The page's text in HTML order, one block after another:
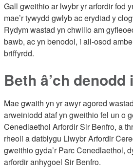
Gall gweithio ar lwybr yr arfordir fod
mae’r tywydd gwlyb ac erydiad y
Rydym wastad yn chwilio am
bawb, ac yn benodol, i ail-osod
briffyrdd.
Beth â’ch denodd
Mae gwaith yn yr awyr agored
arweiniodd ataf yn gweithio fel un o
Cenedlaethol Arfordir Sir Benfro, a
rheoli a datblygu Llwybr Arfordir
gweithio gyda’r Parc Cenedlaethol,
arfordir anhygoel Sir Benfro.